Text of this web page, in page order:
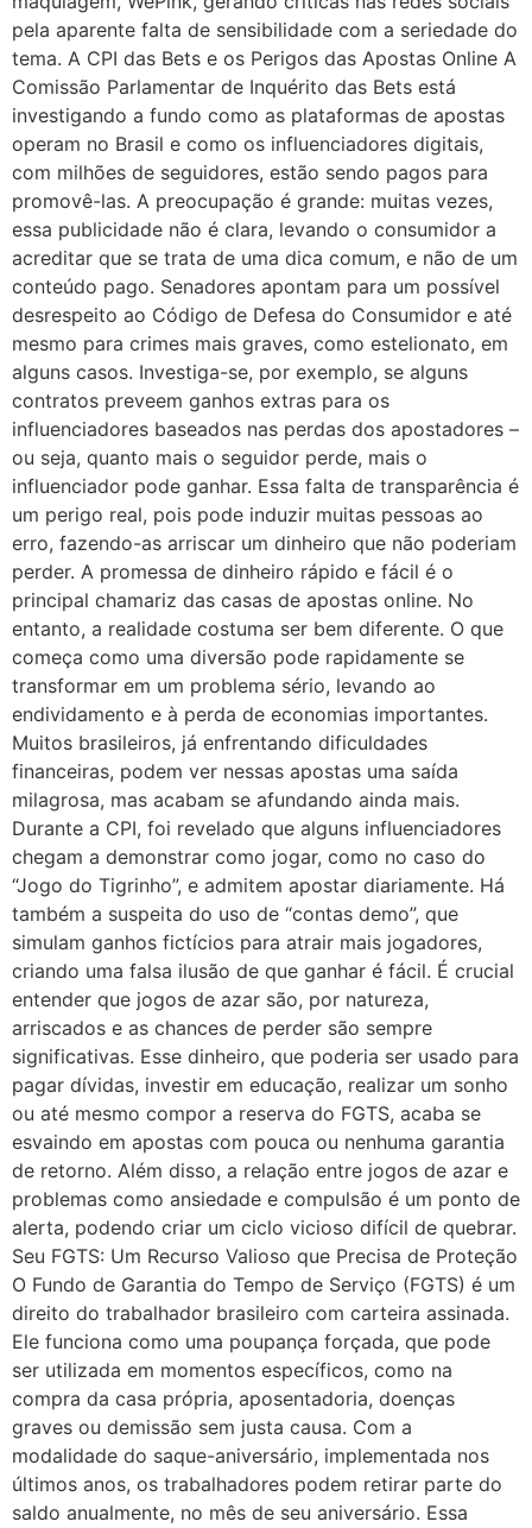
pela aparente falta de sensibilidade com a seriedade do
tema. A CPI das Bets e os Perigos das Apostas Online A
Comissão Parlamentar de Inquérito das Bets está
investigando a fundo como as plataformas de apostas
operam no Brasil e como os influenciadores digitais,
com milhões de seguidores, estão sendo pagos para
promovê-las. A preocupação é grande: muitas vezes,
essa publicidade não é clara, levando o consumidor a
acreditar que se trata de uma dica comum, e não de um
conteúdo pago. Senadores apontam para um possível
desrespeito ao Código de Defesa do Consumidor e até
mesmo para crimes mais graves, como estelionato, em
alguns casos. Investiga-se, por exemplo, se alguns
contratos preveem ganhos extras para os
influenciadores baseados nas perdas dos apostadores –
ou seja, quanto mais o seguidor perde, mais o
influenciador pode ganhar. Essa falta de transparência é
um perigo real, pois pode induzir muitas pessoas ao
erro, fazendo-as arriscar um dinheiro que não poderiam
perder. A promessa de dinheiro rápido e fácil é o
principal chamariz das casas de apostas online. No
entanto, a realidade costuma ser bem diferente. O que
começa como uma diversão pode rapidamente se
transformar em um problema sério, levando ao
endividamento e à perda de economias importantes.
Muitos brasileiros, já enfrentando dificuldades
financeiras, podem ver nessas apostas uma saída
milagrosa, mas acabam se afundando ainda mais.
Durante a CPI, foi revelado que alguns influenciadores
chegam a demonstrar como jogar, como no caso do
“Jogo do Tigrinho”, e admitem apostar diariamente. Há
também a suspeita do uso de “contas demo”, que
simulam ganhos fictícios para atrair mais jogadores,
criando uma falsa ilusão de que ganhar é fácil. É crucial
entender que jogos de azar são, por natureza,
arriscados e as chances de perder são sempre
significativas. Esse dinheiro, que poderia ser usado para
pagar dívidas, investir em educação, realizar um sonho
ou até mesmo compor a reserva do FGTS, acaba se
esvaindo em apostas com pouca ou nenhuma garantia
de retorno. Além disso, a relação entre jogos de azar e
problemas como ansiedade e compulsão é um ponto de
alerta, podendo criar um ciclo vicioso difícil de quebrar.
Seu FGTS: Um Recurso Valioso que Precisa de Proteção
O Fundo de Garantia do Tempo de Serviço (FGTS) é um
direito do trabalhador brasileiro com carteira assinada.
Ele funciona como uma poupança forçada, que pode
ser utilizada em momentos específicos, como na
compra da casa própria, aposentadoria, doenças
graves ou demissão sem justa causa. Com a
modalidade do saque-aniversário, implementada nos
últimos anos, os trabalhadores podem retirar parte do
saldo anualmente, no mês de seu aniversário. Essa